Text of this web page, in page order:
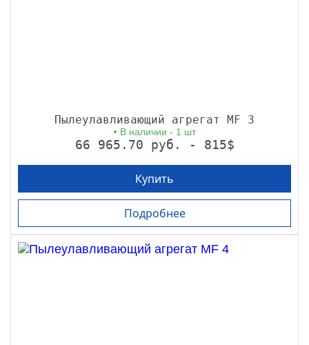
Пылеулавливающий агрегат MF 3
В наличии - 1 шт
66 965.70 руб. - 815$
Купить
Подробнее